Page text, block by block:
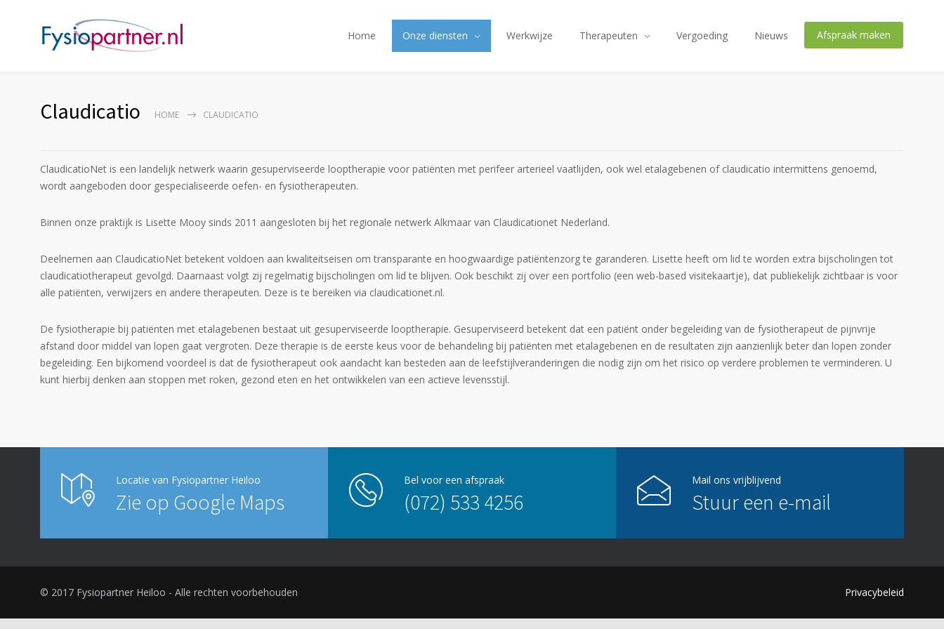
Home Onze diensten Werkwijze Therapeuten Vergoeding Nieuws Afspraak maken
Claudicatio HOME CLAUDICATIO
ClaudicatioNet is een landelijk netwerk waarin gesuperviseerde looptherapie voor patiënten met perifeer arterieel vaatlijden, ook wel etalagebenen of claudicatio intermittens genoemd,
wordt aangeboden door gespecialiseerde oefen- en fysiotherapeuten.
Binnen onze praktijk is Lisette Mooy sinds 2011 aangesloten bij het regionale netwerk Alkmaar van Claudicationet Nederland.
Deelnemen aan ClaudicatioNet betekent voldoen aan kwaliteitseisen om transparante en hoogwaardige patiëntenzorg te garanderen. Lisette heeft om lid te worden extra bijscholingen tot
claudicatiotherapeut gevolgd. Daarnaast volgt zij regelmatig bijscholingen om lid te blijven. Ook beschikt zij over een portfolio (een web-based visitekaartje), dat publiekelijk zichtbaar is voor
alle patiënten, verwijzers en andere therapeuten. Deze is te bereiken via claudicationet.nl.
De fysiotherapie bij patiënten met etalagebenen bestaat uit gesuperviseerde looptherapie. Gesuperviseerd betekent dat een patiënt onder begeleiding van de fysiotherapeut de pijnvrije
afstand door middel van lopen gaat vergroten. Deze therapie is de eerste keus voor de behandeling bij patiënten met etalagebenen en de resultaten zijn aanzienlijk beter dan lopen zonder
begeleiding. Een bijkomend voordeel is dat de fysiotherapeut ook aandacht kan besteden aan de leefstijlveranderingen die nodig zijn om het risico op verdere problemen te verminderen. U
kunt hierbij denken aan stoppen met roken, gezond eten en het ontwikkelen van een actieve levensstijl.
Locatie van Fysiopartner Heiloo
Zie op Google Maps
Bel voor een afspraak
(072) 533 4256
Mail ons vrijblijvend
Stuur een e-mail
© 2017 Fysiopartner Heiloo - Alle rechten voorbehouden Privacybeleid